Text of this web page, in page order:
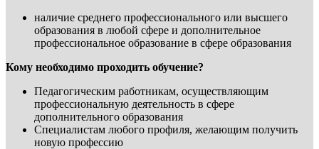
наличие среднего профессионального или высшего
образования в любой сфере и дополнительное
профессиональное образование в сфере образования
Кому необходимо проходить обучение?
Педагогическим работникам, осуществляющим
профессиональную деятельность в сфере
дополнительного образования
Специалистам любого профиля, желающим получить
новую профессию